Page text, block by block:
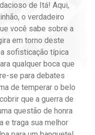
de Itá! Aqui,
o verdadeiro
você sabe sobre a
em torno deste
sofisticação típica
qualquer boca que
se para debates
de temperar o belo
que a guerra de
questão de honra
e traga sua melhor